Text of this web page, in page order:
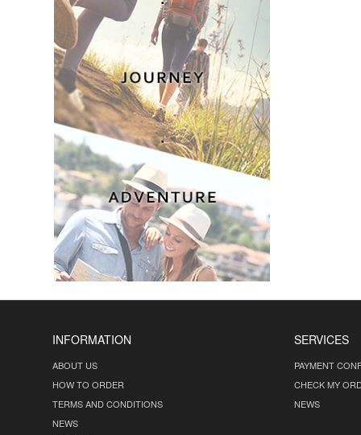
INFORMATION
ABOUT US
HOW TO ORDER
TERMS AND CONDITIONS
NEWS
SERVICES
PAYMENT
CHECK MY
NEWS